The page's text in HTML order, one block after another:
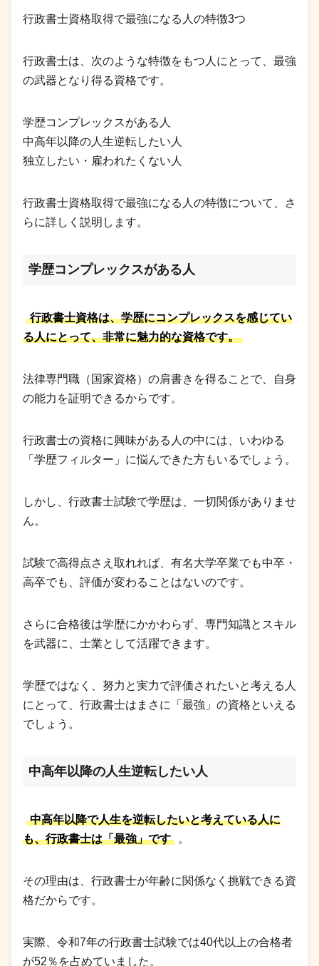
行政書士資格取得で最強になる人の特徴3つ
行政書士は、次のような特徴をもつ人にとって、最強
の武器となり得る資格です。
学歴コンプレックスがある人
中高年以降の人生逆転したい人
独立したい・雇われたくない人
行政書士資格取得で最強になる人の特徴について、さ
らに詳しく説明します。
学歴コンプレックスがある人
行政書士資格は、学歴にコンプレックスを感じてい
る人にとって、非常に魅力的な資格です。
法律専門職（国家資格）の肩書きを得ることで、自身
の能力を証明できるからです。
行政書士の資格に興味がある人の中には、いわゆる
「学歴フィルター」に悩んできた方もいるでしょう。
しかし、行政書士試験で学歴は、一切関係がありませ
ん。
試験で高得点さえ取れれば、有名大学卒業でも中卒・
高卒でも、評価が変わることはないのです。
さらに合格後は学歴にかかわらず、専門知識とスキル
を武器に、士業として活躍できます。
学歴ではなく、努力と実力で評価されたいと考える人
にとって、行政書士はまさに「最強」の資格といえる
でしょう。
中高年以降の人生逆転したい人
中高年以降で人生を逆転したいと考えている人に
も、行政書士は「最強」です
。
その理由は、行政書士が年齢に関係なく挑戦できる資
格だからです。
実際、令和7年の行政書士試験では40代以上の合格者
が52％を占めていました。